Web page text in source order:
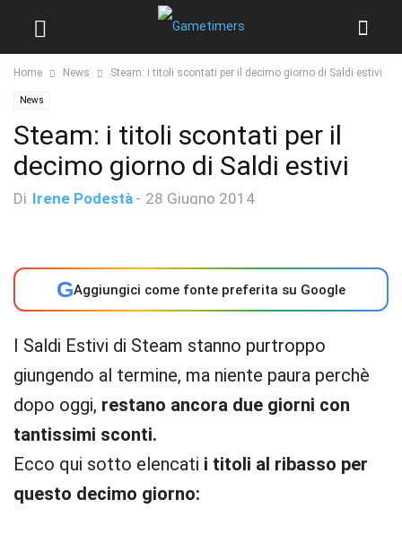
Home News Steam: i titoli scontati per il decimo giorno di Saldi estivi
News
Steam: i titoli scontati per il
decimo giorno di Saldi estivi
Di Irene Podestà - 28 Giugno 2014
GAggiungici come fonte preferita su Google
I Saldi Estivi di Steam stanno purtroppo
giungendo al termine, ma niente paura perchè
dopo oggi, restano ancora due giorni con
tantissimi sconti.
Ecco qui sotto elencati i titoli al ribasso per
questo decimo giorno: